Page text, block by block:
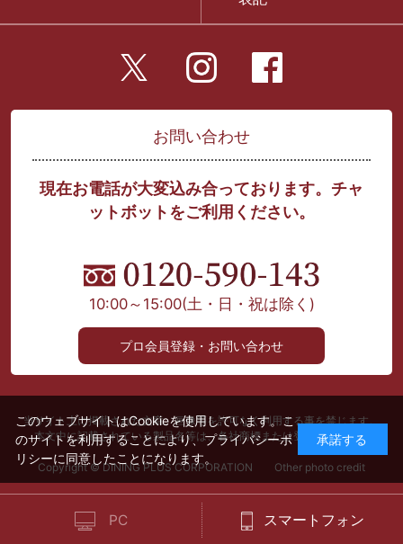
PC スマートフォン
お問い合わせ
現在お電話が大変込み合っております。チャ
ットボットをご利用ください。
10:00～15:00(土・日・祝は除く)
プロ会員登録・お問い合わせ
当サイト上に掲載された文章、画像等を許可なく利用する事を禁じます。
本文中に記載されている製品名等は、各社商標または登録商標です。
Copyright © DINING PLUS CORPORATION Other photo credit
このウェブサイトはCookieを使用しています。こ
のサイトを利用することにより、プライバシーポ
リシーに同意したことになります。
承諾する